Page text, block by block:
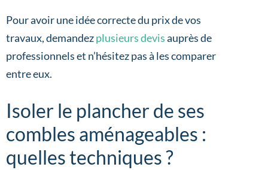
Pour avoir une idée correcte du prix de vos
travaux, demandezplusieurs devisauprès de
professionnels et n’hésitez pas à les comparer
entre eux.
Isoler le plancher de ses
combles aménageables :
quelles techniques ?